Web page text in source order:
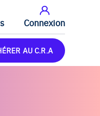
Connexion
AU C.R.A